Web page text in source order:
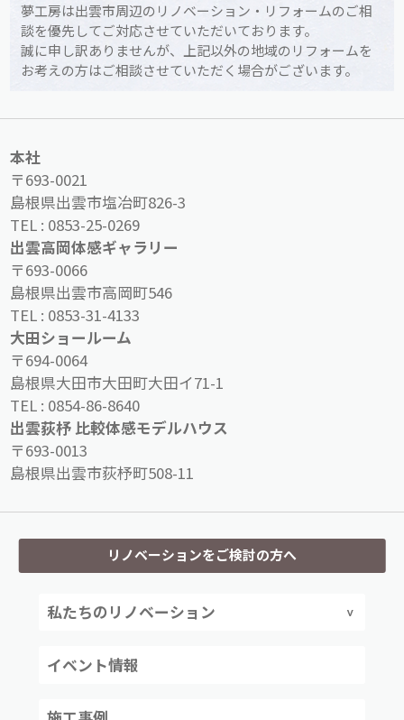
夢工房は出雲市周辺のリノベーション・リフォームのご相
談を優先してご対応させていただいております。
誠に申し訳ありませんが、上記以外の地域のリフォームを
お考えの方はご相談させていただく場合がございます。
本社
〒693-0021
島根県出雲市塩冶町826-3
TEL : 0853-25-0269
出雲高岡体感ギャラリー
〒693-0066
島根県出雲市高岡町546
TEL : 0853-31-4133
大田ショールーム
〒694-0064
島根県大田市大田町大田イ71-1
TEL : 0854-86-8640
出雲荻杼 比較体感モデルハウス
〒693-0013
島根県出雲市荻杼町508-11
リノベーションをご検討の方へ
私たちのリノベーション
イベント情報